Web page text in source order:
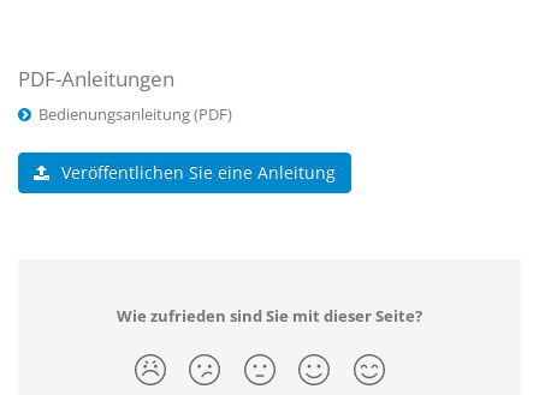
PDF-Anleitungen
Bedienungsanleitung (PDF)
Veröffentlichen Sie eine Anleitung
Wie zufrieden sind Sie mit dieser Seite?